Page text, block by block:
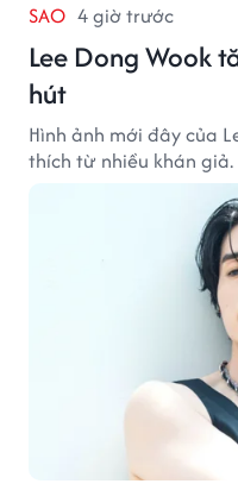
SAO 4 giờ trước
Lee Dong Wook
hút
Hình ảnh mới đây của
thích từ nhiều khán giả.